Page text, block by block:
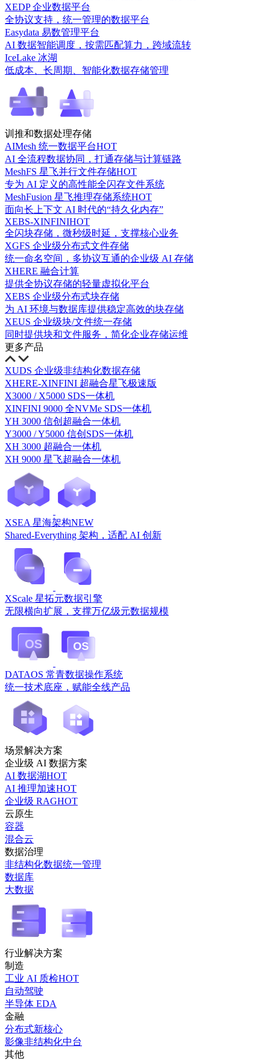
XEDP 企业数据平台
全协议支持，统一管理的数据平台
Easydata 易数管理平台
AI 数据智能调度，按需匹配算力，跨域流转
IceLake 冰湖
低成本、长周期、智能化数据存储管理
训推和数据处理存储
AIMesh 统一数据平台HOT
AI 全流程数据协同，打通存储与计算链路
MeshFS 星飞并行文件存储HOT
专为 AI 定义的高性能全闪存文件系统
MeshFusion 星飞推理存储系统HOT
面向长上下文 AI 时代的“持久化内存”
XEBS-XINFINIHOT
全闪块存储，微秒级时延，支撑核心业务
XGFS 企业级分布式文件存储
统一命名空间，多协议互通的企业级 AI 存储
XHERE 融合计算
提供全协议存储的轻量虚拟化平台
XEBS 企业级分布式块存储
为 AI 环境与数据库提供稳定高效的块存储
XEUS 企业级块/文件统一存储
同时提供块和文件服务，简化企业存储运维
更多产品
XUDS 企业级非结构化数据存储
XHERE-XINFINI 超融合星飞极速版
X3000 / X5000 SDS一体机
XINFINI 9000 全NVMe SDS一体机
YH 3000 信创超融合一体机
Y3000 / Y5000 信创SDS一体机
XH 3000 超融合一体机
XH 9000 星飞超融合一体机
XSEA 星海架构NEW
Shared-Everything 架构，适配 AI 创新
XScale 星拓元数据引擎
无限横向扩展，支撑万亿级元数据规模
DATAOS 常青数据操作系统
统一技术底座，赋能全线产品
场景解决方案
企业级 AI 数据方案
AI 数据湖HOT
AI 推理加速HOT
企业级 RAGHOT
云原生
容器
混合云
数据治理
非结构化数据统一管理
数据库
大数据
行业解决方案
制造
工业 AI 质检HOT
自动驾驶
半导体 EDA
金融
分布式新核心
影像非结构化中台
其他